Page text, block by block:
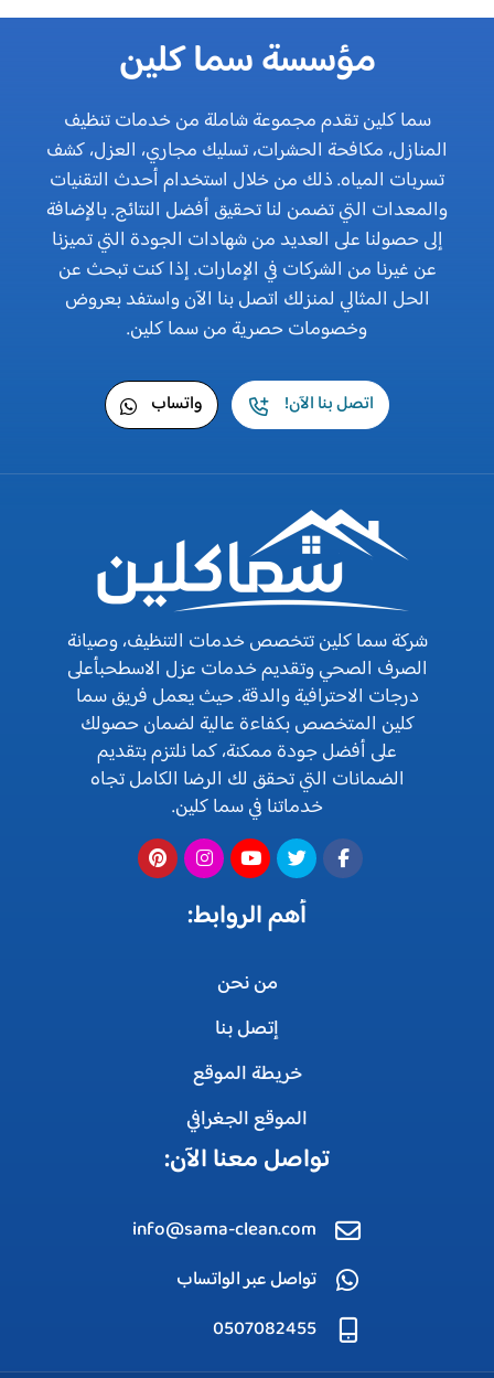
مؤسسة سما كلين
سما كلين تقدم مجموعة شاملة من خدمات تنظيف
المنازل، مكافحة الحشرات، تسليك مجاري، العزل، كشف
تسربات المياه. ذلك من خلال استخدام أحدث التقنيات
والمعدات التي تضمن لنا تحقيق أفضل النتائج. بالإضافة
إلى حصولنا على العديد من شهادات الجودة التي تميزنا
عن غيرنا من الشركات في الإمارات. إذا كنت تبحث عن
الحل المثالي لمنزلك اتصل بنا الآن واستفد بعروض
وخصومات حصرية من سما كلين.
اتصل بنا الآن! واتساب
شركة سما كلين تتخصص خدمات التنظيف، وصيانة
الصرف الصحي وتقديم خدمات عزل الاسطحبأعلى
درجات الاحترافية والدقة. حيث يعمل فريق سما
كلين المتخصص بكفاءة عالية لضمان حصولك
على أفضل جودة ممكنة، كما نلتزم بتقديم
الضمانات التي تحقق لك الرضا الكامل تجاه
خدماتنا في سما كلين.
أهم الروابط:
من نحن
إتصل بنا
خريطة الموقع
الموقع الجغرافي
تواصل معنا الآن:
info@sama-clean.com
تواصل عبر الواتساب
0507082455